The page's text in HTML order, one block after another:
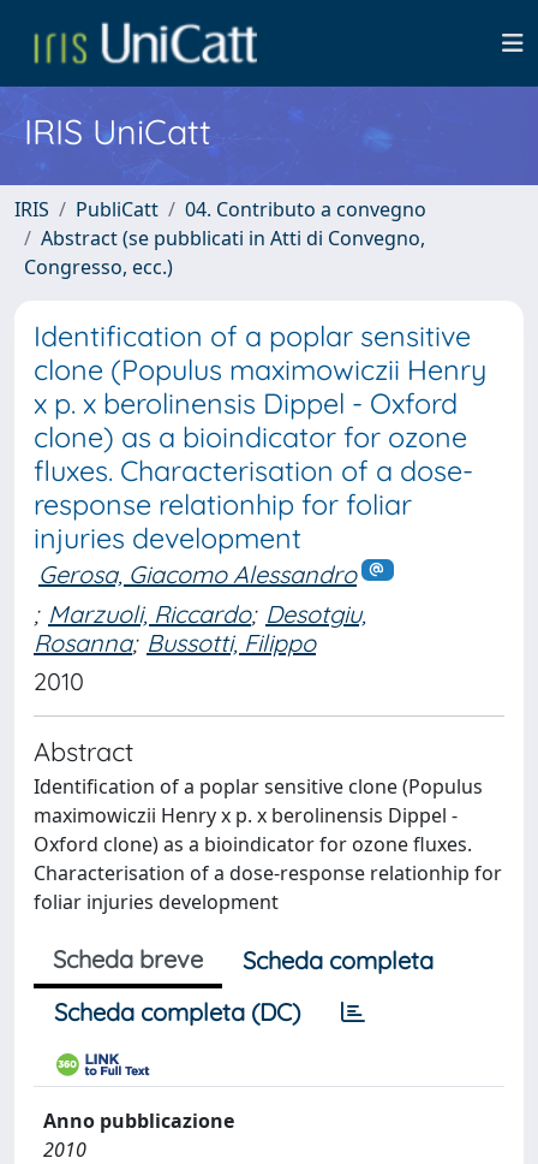
IRIS UniCatt
IRIS PubliCatt
04. Contributo a convegno
Abstract (se pubblicati in Atti di Convegno,
Congresso, ecc.)
Identification of a poplar sensitive
clone (Populus maximowiczii Henry
x p. x berolinensis Dippel - Oxford
clone) as a bioindicator for ozone
fluxes. Characterisation of a dose-
response relationhip for foliar
injuries development
Gerosa, Giacomo Alessandro
; Marzuoli, Riccardo; Desotgiu,
Rosanna; Bussotti, Filippo
2010
Abstract
Identification of a poplar sensitive clone (Populus
maximowiczii Henry x p. x berolinensis Dippel -
Oxford clone) as a bioindicator for ozone fluxes.
Characterisation of a dose-response relationhip for
foliar injuries development
Scheda breve
Scheda completa
Scheda completa (DC)
Anno pubblicazione
2010